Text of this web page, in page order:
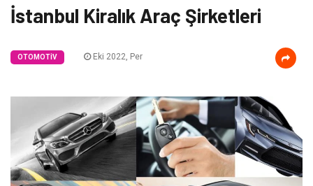
İstanbul Kiralık Araç Şirketleri
OTOMOTIV Eki 2022, Per